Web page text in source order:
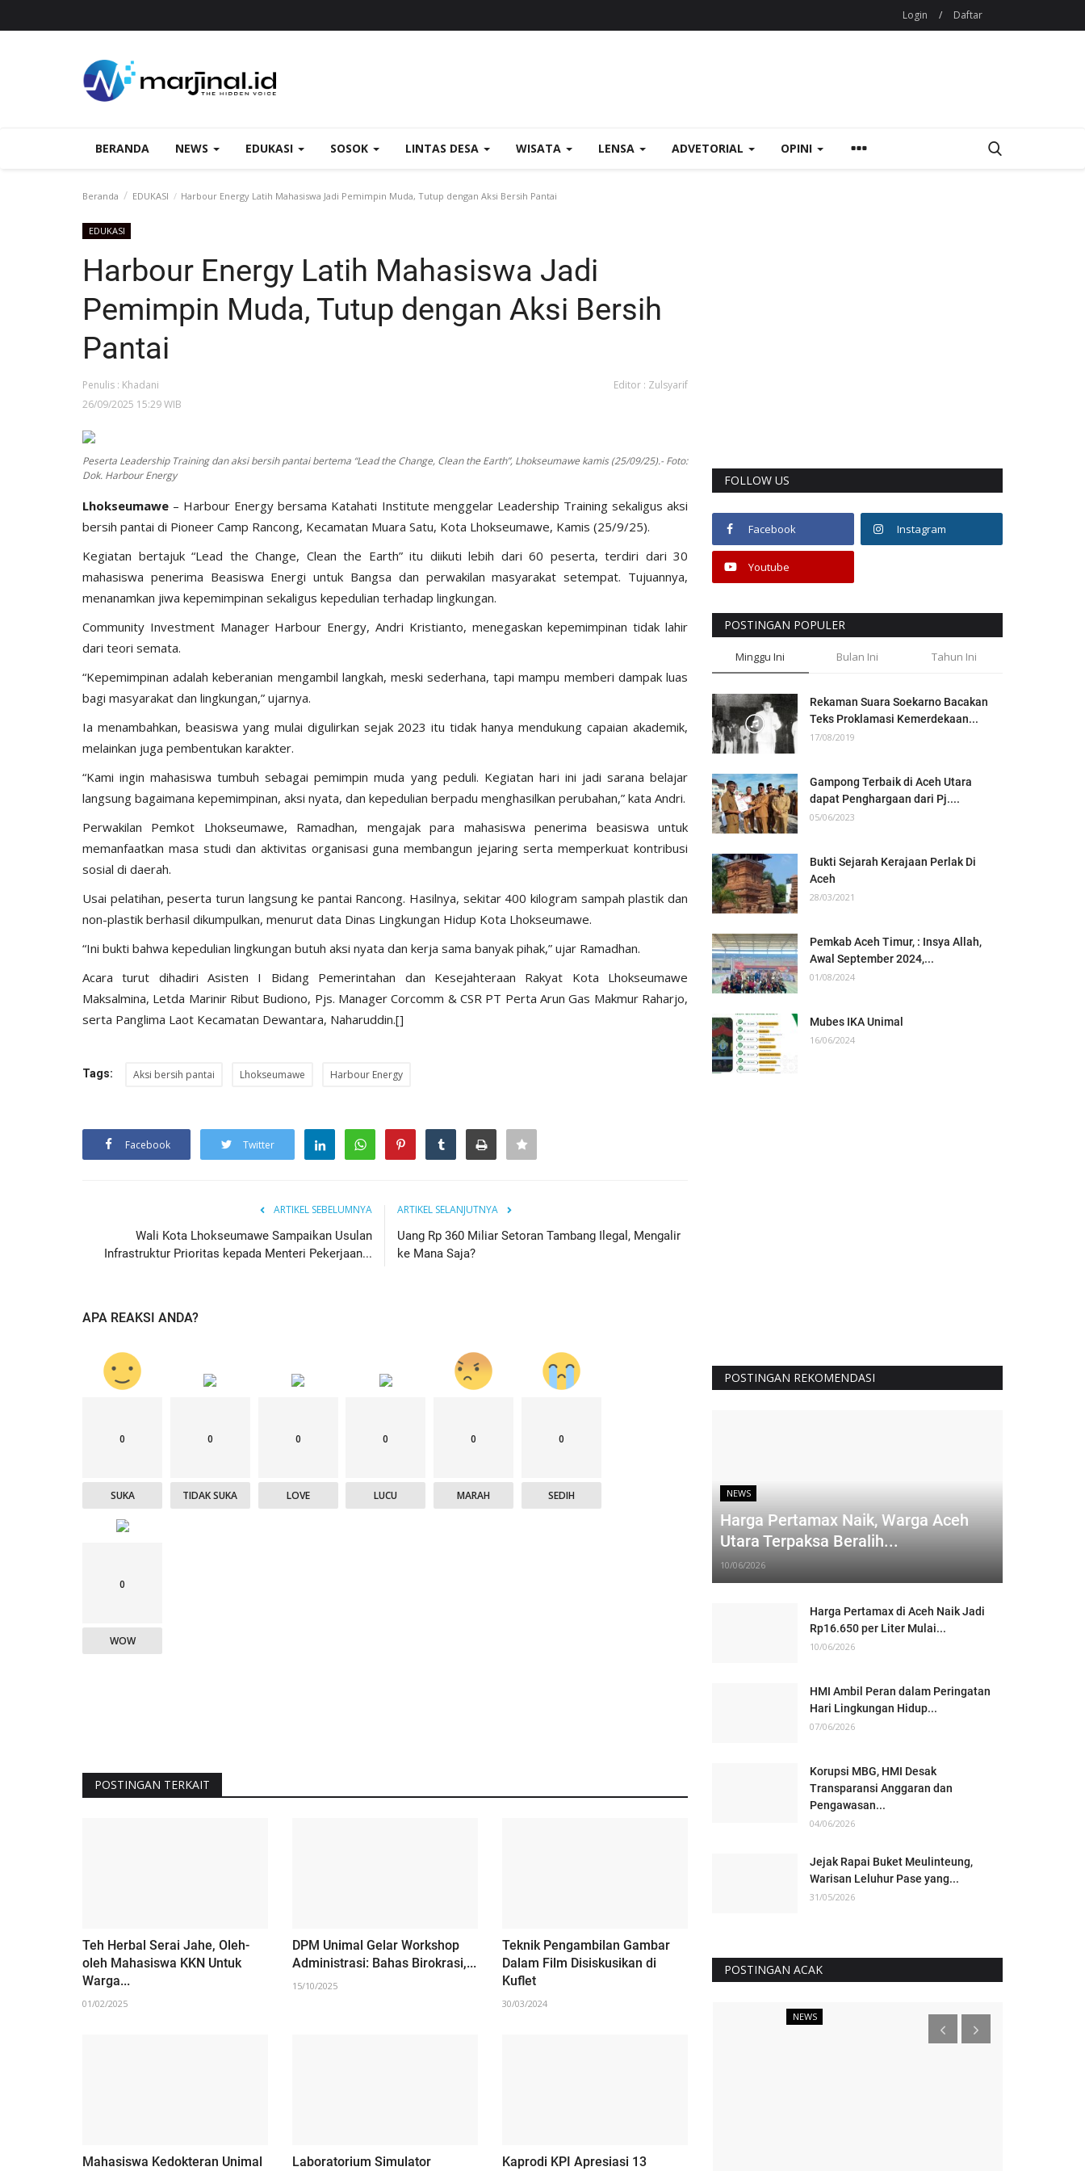
Login / Daftar
BERANDA NEWS EDUKASI SOSOK LINTAS DESA WISATA LENSA ADVETORIAL OPINI
Beranda EDUKASI ‎Harbour Energy Latih Mahasiswa Jadi Pemimpin Muda, Tutup dengan Aksi Bersih Pantai
EDUKASI
‎Harbour Energy Latih Mahasiswa Jadi
Pemimpin Muda, Tutup dengan Aksi Bersih
Pantai
Penulis : Khadani
Editor : Zulsyarif
26/09/2025 15:29 WIB
Peserta Leadership Training dan aksi bersih pantai bertema “Lead the Change, Clean the Earth”, Lhokseumawe kamis (25/09/25).- Foto:
Dok. Harbour Energy
Lhokseumawe – Harbour Energy bersama Katahati Institute menggelar Leadership Training sekaligus aksi
bersih pantai di Pioneer Camp Rancong, Kecamatan Muara Satu, Kota Lhokseumawe, Kamis (25/9/25).
‎‎Kegiatan bertajuk “Lead the Change, Clean the Earth” itu diikuti lebih dari 60 peserta, terdiri dari 30
mahasiswa penerima Beasiswa Energi untuk Bangsa dan perwakilan masyarakat setempat. Tujuannya,
menanamkan jiwa kepemimpinan sekaligus kepedulian terhadap lingkungan.
‎Community Investment Manager Harbour Energy, Andri Kristianto, menegaskan kepemimpinan tidak lahir
dari teori semata.
‎‎“Kepemimpinan adalah keberanian mengambil langkah, meski sederhana, tapi mampu memberi dampak luas
bagi masyarakat dan lingkungan,” ujarnya.
‎‎Ia menambahkan, beasiswa yang mulai digulirkan sejak 2023 itu tidak hanya mendukung capaian akademik,
melainkan juga pembentukan karakter.
‎“Kami ingin mahasiswa tumbuh sebagai pemimpin muda yang peduli. Kegiatan hari ini jadi sarana belajar
langsung bagaimana kepemimpinan, aksi nyata, dan kepedulian berpadu menghasilkan perubahan,” kata Andri.
‎Perwakilan Pemkot Lhokseumawe, Ramadhan, mengajak para mahasiswa penerima beasiswa untuk
memanfaatkan masa studi dan aktivitas organisasi guna membangun jejaring serta memperkuat kontribusi
sosial di daerah.
‎Usai pelatihan, peserta turun langsung ke pantai Rancong. Hasilnya, sekitar 400 kilogram sampah plastik dan
non-plastik berhasil dikumpulkan, menurut data Dinas Lingkungan Hidup Kota Lhokseumawe.
‎“Ini bukti bahwa kepedulian lingkungan butuh aksi nyata dan kerja sama banyak pihak,” ujar Ramadhan.
‎Acara turut dihadiri Asisten I Bidang Pemerintahan dan Kesejahteraan Rakyat Kota Lhokseumawe
Maksalmina, Letda Marinir Ribut Budiono, Pjs. Manager Corcomm & CSR PT Perta Arun Gas Makmur Raharjo,
serta Panglima Laot Kecamatan Dewantara, Naharuddin.[]
Tags: Aksi bersih pantai Lhokseumawe Harbour Energy
Facebook Twitter
ARTIKEL SEBELUMNYA
Wali Kota Lhokseumawe Sampaikan Usulan
Infrastruktur Prioritas kepada Menteri Pekerjaan...
ARTIKEL SELANJUTNYA
Uang Rp 360 Miliar Setoran Tambang Ilegal, Mengalir
ke Mana Saja?
APA REAKSI ANDA?
0
SUKA
0
TIDAK SUKA
0
LOVE
0
LUCU
0
MARAH
0
SEDIH
0
WOW
POSTINGAN TERKAIT
Teh Herbal Serai Jahe, Oleh-
oleh Mahasiswa KKN Untuk
Warga...
01/02/2025
DPM Unimal Gelar Workshop
Administrasi: Bahas Birokrasi,...
15/10/2025
Teknik Pengambilan Gambar
Dalam Film Disiskusikan di
Kuflet
30/03/2024
Mahasiswa Kedokteran Unimal
Laboratorium Simulator
Kaprodi KPI Apresiasi 13
FOLLOW US
Facebook Instagram
Youtube
POSTINGAN POPULER
Minggu Ini Bulan Ini Tahun Ini
Rekaman Suara Soekarno Bacakan
Teks Proklamasi Kemerdekaan...
17/08/2019
Gampong Terbaik di Aceh Utara
dapat Penghargaan dari Pj....
05/06/2023
Bukti Sejarah Kerajaan Perlak Di
Aceh
28/03/2021
Pemkab Aceh Timur, : Insya Allah,
Awal September 2024,...
01/08/2024
Mubes IKA Unimal
16/06/2024
POSTINGAN REKOMENDASI
NEWS
Harga Pertamax Naik, Warga Aceh
Utara Terpaksa Beralih...
10/06/2026
Harga Pertamax di Aceh Naik Jadi
Rp16.650 per Liter Mulai...
10/06/2026
HMI Ambil Peran dalam Peringatan
Hari Lingkungan Hidup...
07/06/2026
Korupsi MBG, HMI Desak
Transparansi Anggaran dan
Pengawasan...
04/06/2026
Jejak Rapai Buket Meulinteung,
Warisan Leluhur Pase yang...
31/05/2026
POSTINGAN ACAK